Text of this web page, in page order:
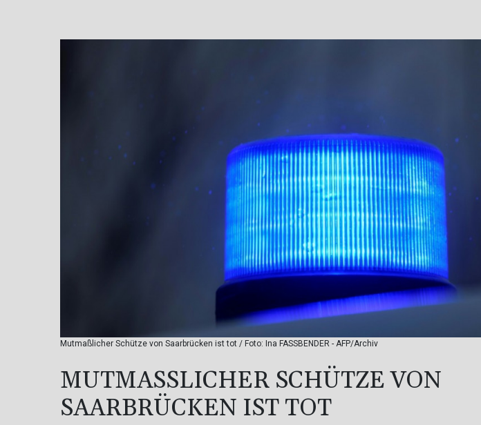
Mutmaßlicher Schütze von Saarbrücken ist tot / Foto: Ina FASSBENDER - AFP/Archiv
MUTMASSLICHER SCHÜTZE VON S
AARBRÜCKEN IST TOT